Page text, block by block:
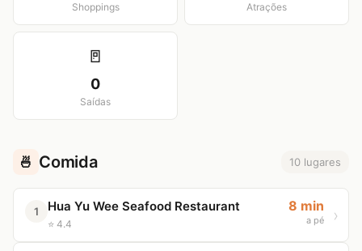
Shoppings Atrações
🚪
0
Saídas
🍜 Comida 10 lugares
1 Hua Yu Wee Seafood Restaurant
⭐ 4.4
8 min
a pé